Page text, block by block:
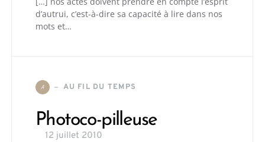
d’autrui, c’est-à-dire sa capacité à lire dans nos
mots et…
A AU FIL DU TEMPS
Photoco-pilleuse
12 juillet 2010